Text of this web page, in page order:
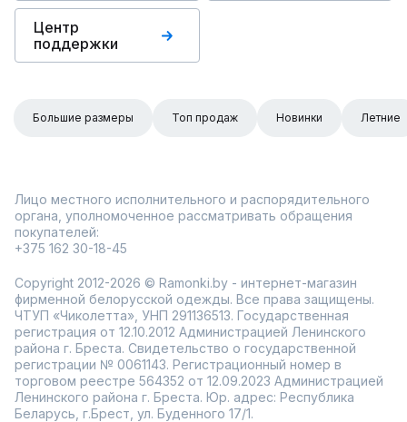
Центр
поддержки
Большие размеры Топ продаж Новинки Летние
Лицо местного исполнительного и распорядительного
органа, уполномоченное рассматривать обращения
покупателей:
+375 162 30-18-45
Copyright 2012-2026 © Ramonki.by - интернет-магазин
фирменной белорусской одежды. Все права защищены.
ЧТУП «Чиколетта», УНП 291136513. Государственная
регистрация от 12.10.2012 Администрацией Ленинского
района г. Бреста. Свидетельство о государственной
регистрации № 0061143. Регистрационный номер в
торговом реестре 564352 от 12.09.2023 Администрацией
Ленинского района г. Бреста. Юр. адрес: Республика
Беларусь, г.Брест, ул. Буденного 17/1.